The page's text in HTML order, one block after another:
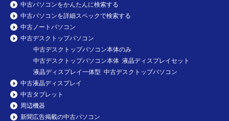
中古パソコンをかんたんに検索する
中古パソコンを詳細スペックで検索する
中古ノートパソコン
中古デスクトップパソコン
中古デスクトップパソコン本体のみ
中古デスクトップパソコン本体 液晶ディスプレイセット
液晶ディスプレイ一体型 中古デスクトップパソコン
中古液晶ディスプレイ
中古タブレット
周辺機器
新聞広告掲載の中古パソコン